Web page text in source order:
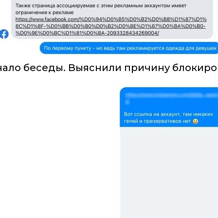
беседы. Выяснили причину